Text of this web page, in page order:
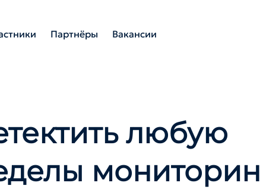
Партнёры Вакансии
любую